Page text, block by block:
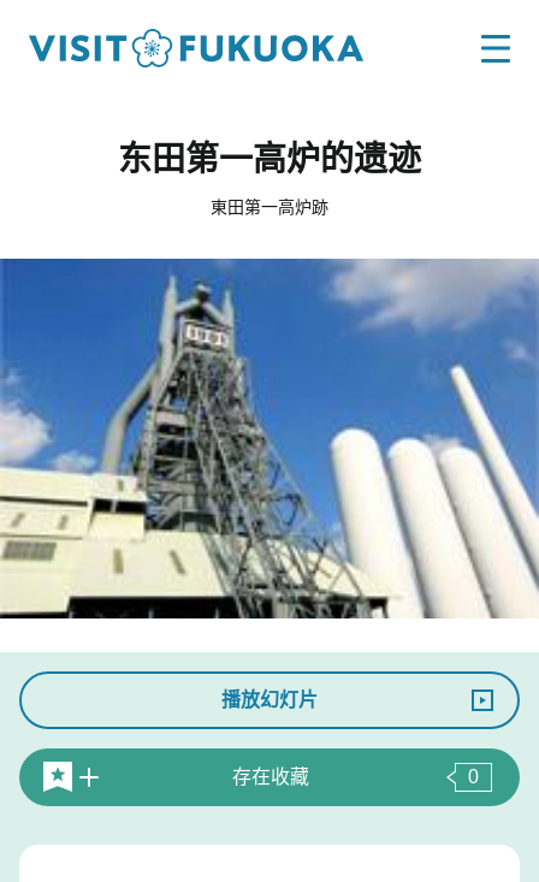
东田第一高炉的遗迹
東田第一高炉跡
播放幻灯片
存在收藏 0